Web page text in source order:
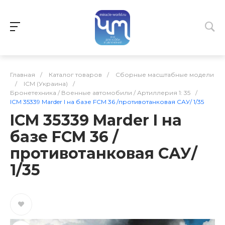
Главная / Каталог товаров /
Сборные масштабные модели
/
ICM (Украина)
/
Бронетехника / Военные автомобили / Артиллерия 1: 35
/
ICM 35339 Marder I на базе FCM 36 /противотанковая САУ/ 1/35
ICM 35339 Marder I на
базе FCM 36 /
противотанковая САУ/
1/35